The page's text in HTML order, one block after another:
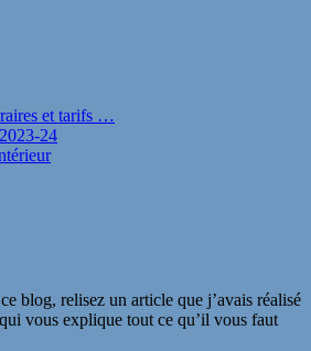
et tarifs …
24
blog, relisez un article que j’avais réalisé
vous explique tout ce qu’il vous faut